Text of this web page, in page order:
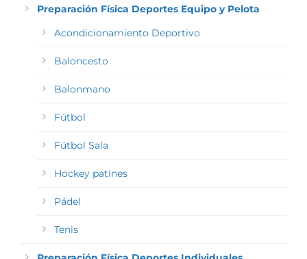
Preparación Física Deportes Equipo y Pelota
Acondicionamiento Deportivo
Baloncesto
Balonmano
Fútbol
Fútbol Sala
Hockey patines
Pádel
Tenis